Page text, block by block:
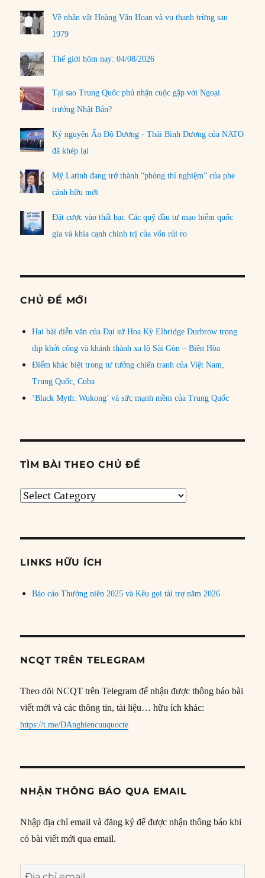
Về nhân vật Hoàng Văn Hoan và vụ thanh trừng sau
1979
Thế giới hôm nay: 04/08/2026
Tại sao Trung Quốc phủ nhận cuộc gặp với Ngoại
trưởng Nhật Bản?
Kỷ nguyên Ấn Độ Dương - Thái Bình Dương của NATO
đã khép lại
Mỹ Latinh đang trở thành “phòng thí nghiệm” của phe
cánh hữu mới
Đặt cược vào thất bại: Các quỹ đầu tư mạo hiểm quốc
gia và khía cạnh chính trị của vốn rủi ro
CHỦ ĐỀ MỚI
Hai bài diễn văn của Đại sứ Hoa Kỳ Elbridge Durbrow trong
dịp khởi công và khánh thành xa lộ Sài Gòn – Biên Hòa
Điểm khác biệt trong tư tưởng chiến tranh của Việt Nam,
Trung Quốc, Cuba
‘Black Myth: Wukong’ và sức mạnh mềm của Trung Quốc
TÌM BÀI THEO CHỦ ĐỀ
Tìm
đề
LINKS HỮU ÍCH
Báo cáo Thường niên 2025 và Kêu gọi tài trợ năm 2026
NCQT TRÊN TELEGRAM
Theo dõi NCQT trên Telegram để nhận được thông báo bài
viết mới và các thông tin, tài liệu… hữu ích khác:
https://t.me/DAnghiencuuquocte
NHẬN THÔNG BÁO QUA EMAIL
Nhập địa chỉ email và đăng ký để được nhận thông báo khi
có bài viết mới qua email.
Địa